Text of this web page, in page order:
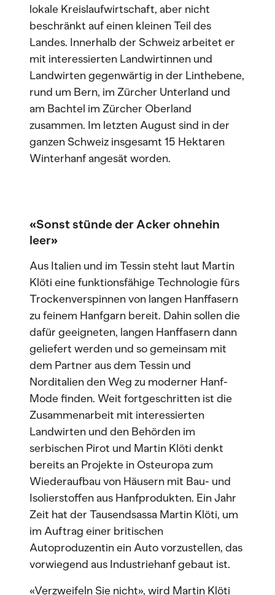
lokale Kreislaufwirtschaft, aber nicht
beschränkt auf einen kleinen Teil des
Landes. Innerhalb der Schweiz arbeitet er
mit interessierten Landwirtinnen und
Landwirten gegenwärtig in der Linthebene,
rund um Bern, im Zürcher Unterland und
am Bachtel im Zürcher Oberland
zusammen. Im letzten August sind in der
ganzen Schweiz insgesamt 15 Hektaren
Winterhanf angesät worden.
«Sonst stünde der Acker ohnehin
leer»
Aus Italien und im Tessin steht laut Martin
Klöti eine funktionsfähige Technologie fürs
Trockenverspinnen von langen Hanffasern
zu feinem Hanfgarn bereit. Dahin sollen die
dafür geeigneten, langen Hanffasern dann
geliefert werden und so gemeinsam mit
dem Partner aus dem Tessin und
Norditalien den Weg zu moderner Hanf-
Mode finden. Weit fortgeschritten ist die
Zusammenarbeit mit interessierten
Landwirten und den Behörden im
serbischen Pirot und Martin Klöti denkt
bereits an Projekte in Osteuropa zum
Wiederaufbau von Häusern mit Bau- und
Isolierstoffen aus Hanfprodukten. Ein Jahr
Zeit hat der Tausendsassa Martin Klöti, um
im Auftrag einer britischen
Autoproduzentin ein Auto vorzustellen, das
vorwiegend aus Industriehanf gebaut ist.
«Verzweifeln Sie nicht», wird Martin Klöti